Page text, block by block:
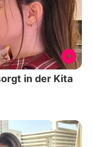
in der Kita